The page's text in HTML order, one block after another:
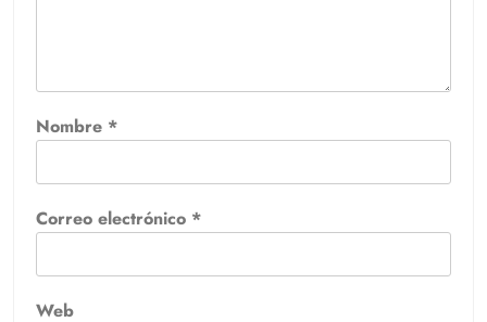
Nombre *
Correo electrónico *
Web